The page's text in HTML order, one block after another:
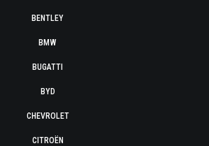
BENTLEY
BMW
BUGATTI
BYD
CHEVROLET
CITROËN